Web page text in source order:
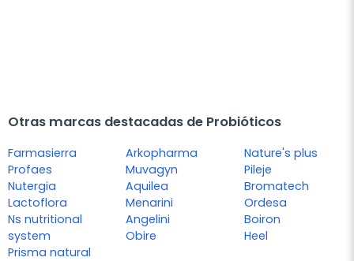
Otras marcas destacadas de Probióticos
Farmasierra
Profaes
Nutergia
Lactoflora
Ns nutritional
system
Prisma natural
Arkopharma
Muvagyn
Aquilea
Menarini
Angelini
Obire
Nature's plus
Pileje
Bromatech
Ordesa
Boiron
Heel